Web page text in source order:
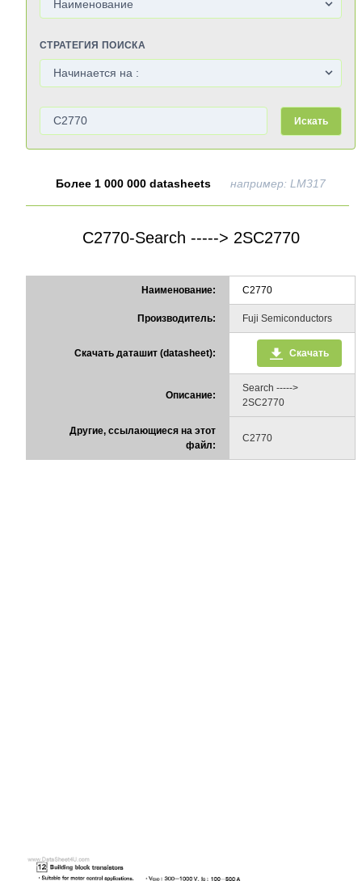
СТРАТЕГИЯ ПОИСКА
Искать
Более 1 000 000 datasheets например: LM317
C2770-Search -----> 2SC2770
Наименование: C2770
Производитель: Fuji Semiconductors
Скачать даташит (datasheet): Скачать
Описание:
Search ----->
2SC2770
Другие, ссылающиеся на этот
файл:
C2770